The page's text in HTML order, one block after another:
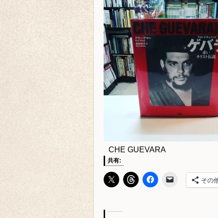
CHE GUEVARA
共有:
その